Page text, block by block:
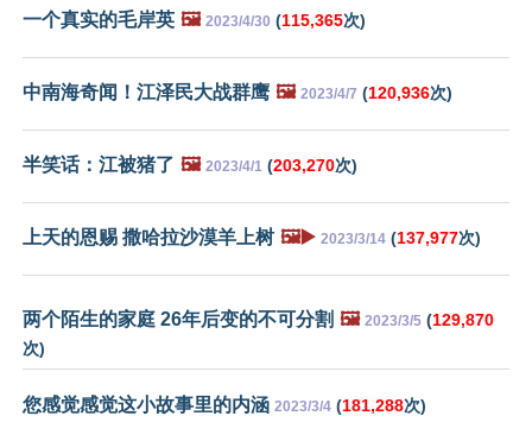
一个真实的毛岸英 🖼️ 2023/4/30 (115,365次)
中南海奇闻！江泽民大战群鹰 🖼️ 2023/4/7 (120,936次)
半笑话：江被猪了 🖼️ 2023/4/1 (203,270次)
上天的恩赐 撒哈拉沙漠羊上树 🖼️▶️ 2023/3/14 (137,977次)
两个陌生的家庭 26年后变的不可分割 🖼️ 2023/3/5 (129,870
次)
您感觉感觉这小故事里的内涵 2023/3/4 (181,288次)